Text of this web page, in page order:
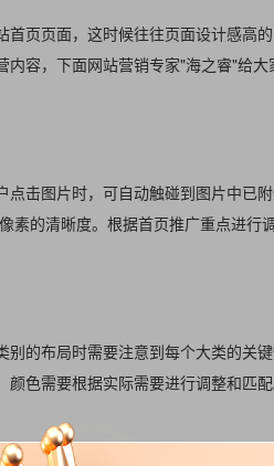
页页面，这时候往往页面设计感高
容，下面网站营销专家"海之睿"给
击图片时，可自动触碰到图片中已
素的清晰度。根据首页推广重点进行
的布局时需要注意到每个大类的关
色需要根据实际需要进行调整和匹配